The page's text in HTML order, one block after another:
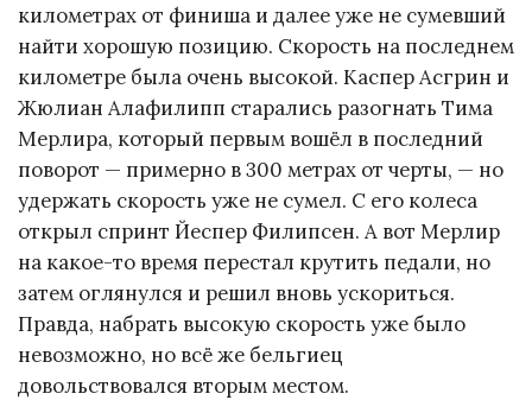
километрах от финиша и далее уже не сумевший
найти хорошую позицию. Скорость на последнем
километре была очень высокой. Каспер Асгрин и
Жюлиан Алафилипп старались разогнать Тима
Мерлира, который первым вошёл в последний
поворот — примерно в 300 метрах от черты, — но
удержать скорость уже не сумел. С его колеса
открыл спринт Йеспер Филипсен. А вот Мерлир
на какое-то время перестал крутить педали, но
затем оглянулся и решил вновь ускориться.
Правда, набрать высокую скорость уже было
невозможно, но всё же бельгиец
довольствовался вторым местом.